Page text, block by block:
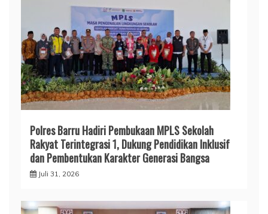
Polres Barru Hadiri Pembukaan MPLS Sekolah
Rakyat Terintegrasi 1, Dukung Pendidikan Inklusif
dan Pembentukan Karakter Generasi Bangsa
Juli 31, 2026